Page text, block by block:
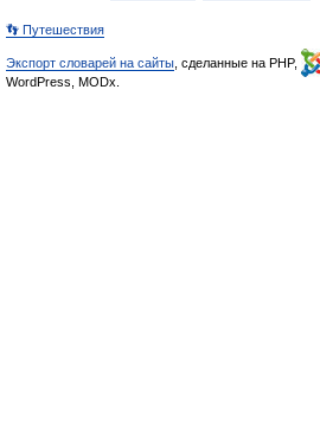
👣 Путешествия
Экспорт словарей на сайты , сделанные на PHP,
WordPress, MODx.